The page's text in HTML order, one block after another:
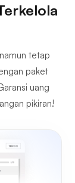
tetap
paket
uang
pikiran!